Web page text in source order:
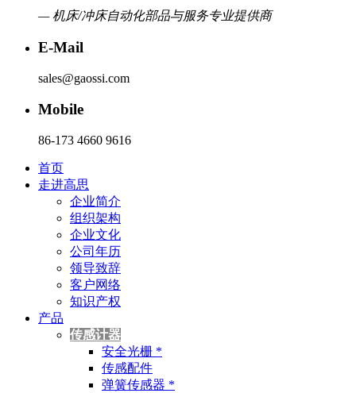
— 机床/冲床自动化部品与服务专业提供商
E-Mail
sales@gaossi.com
Mobile
86-173 4660 9616
首页
走进高思
企业简介
组织架构
企业文化
公司年历
领导致辞
客户网络
知识产权
产品
传感计器
安全光栅 *
传感配件
弹簧传感器 *